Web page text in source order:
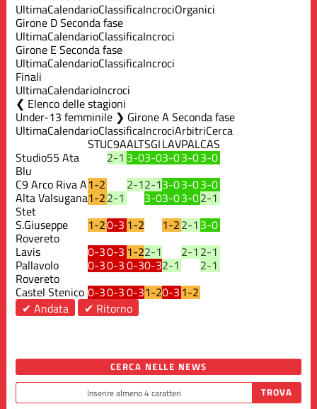
UltimaCalendarioClassificaIncrociOrganici
Girone D Seconda fase
UltimaCalendarioClassificaIncroci
Girone E Seconda fase
UltimaCalendarioClassificaIncroci
Finali
UltimaCalendarioIncroci
Elenco delle stagioni
Under-13 femminile ❯ Girone A Seconda fase
UltimaCalendarioClassificaIncrociArbitriCerca
STUC9AALTSGILAVPALCAS
Studio55 Ata
Blu
2-1 3-03-03-03-03-0
C9 Arco Riva A1-2 2-12-13-03-03-0
Alta Valsugana
Stet
1-22-1 3-03-03-02-1
S.Giuseppe
Rovereto
1-20-3 1-2 1-22-1 3-0
Lavis
0-30-3 1-22-1 2-1 2-1
Pallavolo
Rovereto
0-30-30-30-32-1
2-1
Castel Stenico 0-30-30-31-20-3 1-2
✔ Andata
✔ Ritorno
CERCA NELLE NEWS